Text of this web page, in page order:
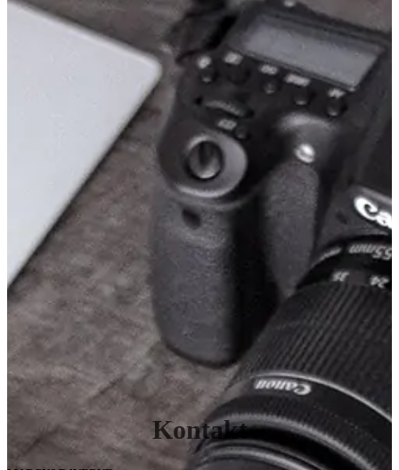
Kontakt